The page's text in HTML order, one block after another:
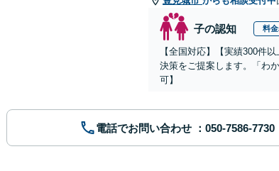
子の認知 料
【全国対応】【実績300件
決策をご提案します。「わ
可】
電話でお問い合わせ